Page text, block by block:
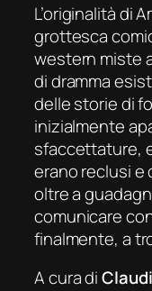
L’originalità di
grottesca
western miste
di dramma
delle storie di
inizialmente
sfaccettature,
erano reclusi e
oltre a
comunicare
finalmente, a
A cura di